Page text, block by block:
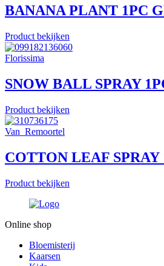
BANANA PLANT 1PC
Product bekijken
Florissima
SNOW BALL SPRAY
Product bekijken
Van_Remoortel
COTTON LEAF SPRAY
Product bekijken
Online shop
Bloemisterij
Kaarsen